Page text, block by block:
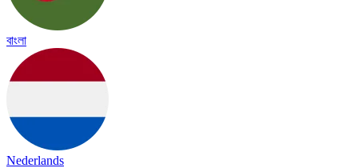
বাংলা
Nederlands